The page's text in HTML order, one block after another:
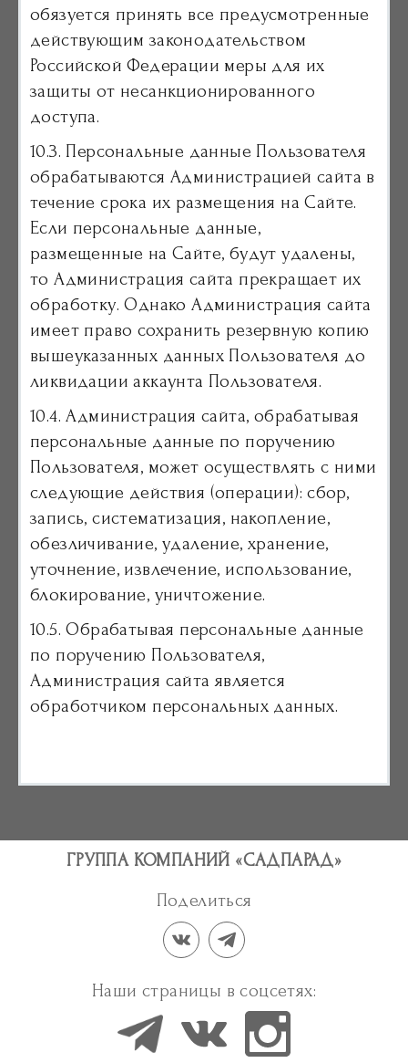
обязуется принять все предусмотренные
действующим законодательством
Российской Федерации меры для их
защиты от несанкционированного
доступа.
10.3. Персональные данные Пользователя
обрабатываются Администрацией сайта в
течение срока их размещения на Сайте.
Если персональные данные,
размещенные на Сайте, будут удалены,
то Администрация сайта прекращает их
обработку. Однако Администрация сайта
имеет право сохранить резервную копию
вышеуказанных данных Пользователя до
ликвидации аккаунта Пользователя.
10.4. Администрация сайта, обрабатывая
персональные данные по поручению
Пользователя, может осуществлять с ними
следующие действия (операции): сбор,
запись, систематизация, накопление,
обезличивание, удаление, хранение,
уточнение, извлечение, использование,
блокирование, уничтожение.
10.5. Обрабатывая персональные данные
по поручению Пользователя,
Администрация сайта является
обработчиком персональных данных.
ГРУППА КОМПАНИЙ «САДПАРАД»
Поделиться
Наши страницы в соцсетях: